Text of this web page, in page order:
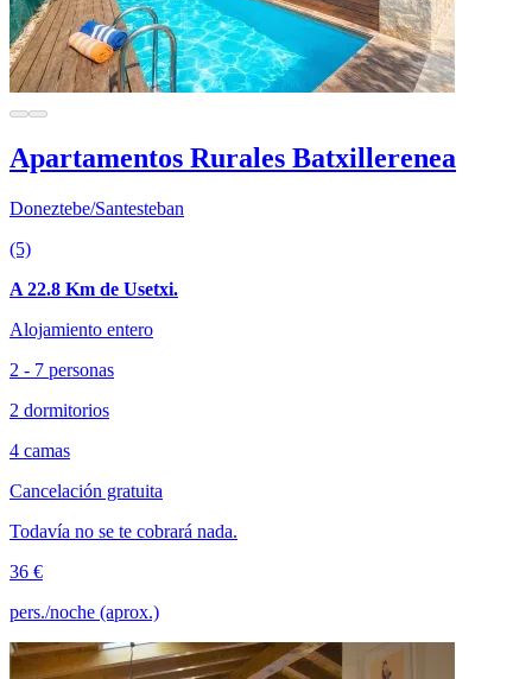
Apartamentos Rurales Batxillerenea
Doneztebe/Santesteban
(5)
A 22.8 Km de Usetxi.
Alojamiento entero
2 - 7 personas
2 dormitorios
4 camas
Cancelación gratuita
Todavía no se te cobrará nada.
36 €
pers./noche (aprox.)